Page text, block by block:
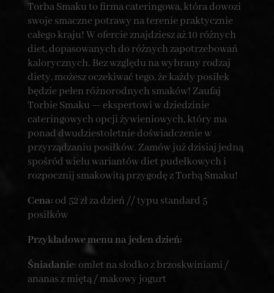
Torba Smaku to firma cateringowa, która dowozi
swoje smaczne potrawy na terenie praktycznie
całego kraju! W ofercie znajdziesz aż 10 różnych
diet, dopasowanych do różnych zapotrzebowań
kalorycznych. Bez względu na wybrany rodzaj
diety, możesz oczekiwać tego, że każdy posiłek
będzie pełen różnorodnych smaków! Zaufaj
Torbie Smaku — ekspertowi w dziedzinie
cateringowych opcji żywieniowych, który ma
ponad dwudziestoletnie doświadczenie w
przyrządzaniu posiłków. Zamów już dzisiaj jedną
spośród wielu wariantów diet pudełkowych i
rozpocznij smakowitą przygodę z Torbą Smaku!
Cena: od 52 zł za dzień // typu standard 5
posiłków
Przykładowe menu na jeden dzień:
Śniadanie: omlet na słodko z brzoskwiniami /
ananas z miętą / makowy jogurt